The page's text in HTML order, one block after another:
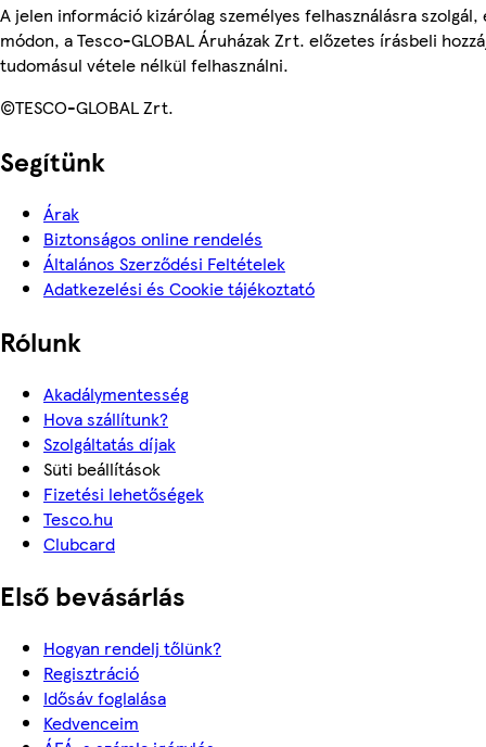
A jelen információ kizárólag személyes felhasználásra
módon, a Tesco-GLOBAL Áruházak Zrt. előzetes írásbeli
tudomásul vétele nélkül felhasználni.
©TESCO-GLOBAL Zrt.
Segítünk
Árak
Biztonságos online rendelés
Általános Szerződési Feltételek
Adatkezelési és Cookie tájékoztató
Rólunk
Akadálymentesség
Hova szállítunk?
Szolgáltatás díjak
Süti beállítások
Fizetési lehetőségek
Tesco.hu
Clubcard
Első bevásárlás
Hogyan rendelj tőlünk?
Regisztráció
Idősáv foglalása
Kedvenceim